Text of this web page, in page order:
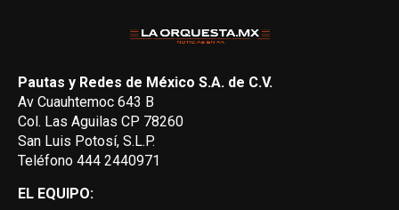
Pautas y Redes de México S.A. de C.V.
Av Cuauhtemoc 643 B
Col. Las Aguilas CP 78260
San Luis Potosí, S.L.P.
Teléfono 444 2440971
EL EQUIPO: